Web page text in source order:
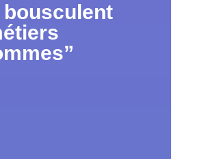
bousculent